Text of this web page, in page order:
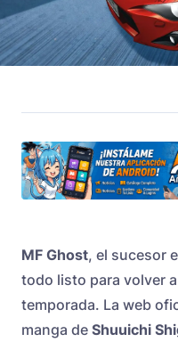
MF Ghost, el sucesor
todo listo para volver
temporada. La web
manga de Shuuichi